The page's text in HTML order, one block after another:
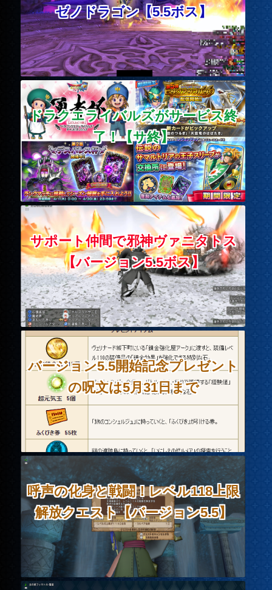
ゼノドラゴン【5.5ボス】
ドラクエライバルズがサービス終
了！【サ終】
サポート仲間で邪神ヴァニタトス
【バージョン5.5ボス】
バージョン5.5開始記念プレゼント
の呪文は5月31日まで
呼声の化身と戦闘！レベル118上限
解放クエスト【バージョン5.5】